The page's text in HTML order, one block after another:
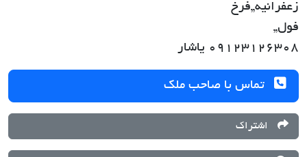
زعفرانیه,,فرخ
فول,,
09123126308 یاشار
تماس با صاحب ملک
اشتراک